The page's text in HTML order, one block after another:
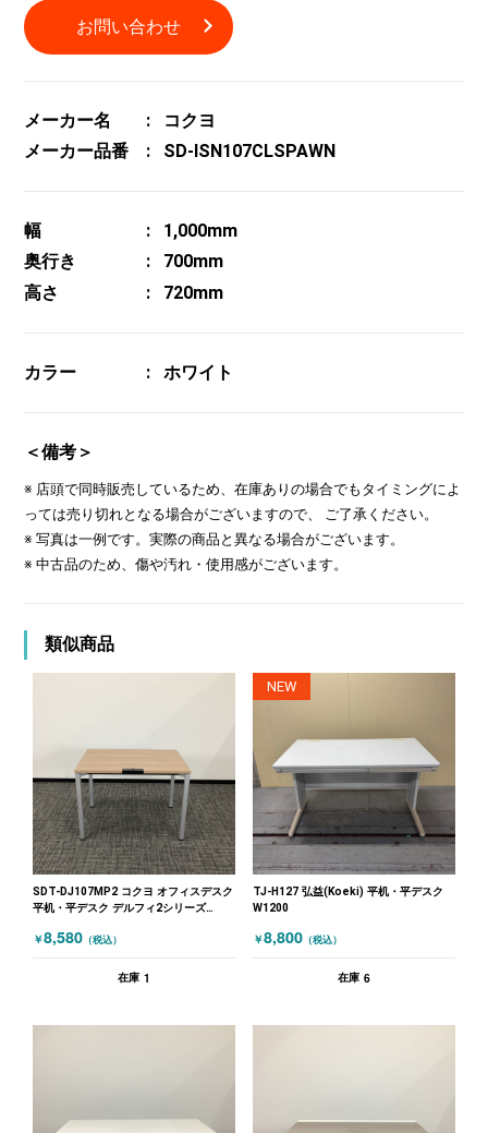
お問い合わせ
メーカー名
コクヨ
メーカー品番
SD-ISN107CLSPAWN
幅
1,000mm
奥行き
700mm
高さ
720mm
カラー ホワイト
＜備考＞
※ 店頭で同時販売しているため、在庫ありの場合でもタイミングによ
っては売り切れとなる場合がございますので、 ご了承ください。
※ 写真は一例です。実際の商品と異なる場合がございます。
※ 中古品のため、傷や汚れ・使用感がございます。
類似商品
SDT-DJ107MP2 コクヨ オフィスデスク
平机・平デスク デルフィ2シリーズ
￥8,580 （税込）
在庫 1
NEW
TJ-H127 弘益(Koeki) 平机・平デスク
W1200
￥8,800 （税込）
在庫 6